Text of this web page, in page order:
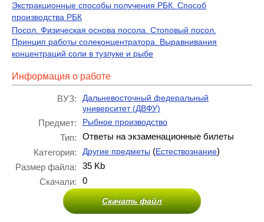
Экстракционные способы получения РБК. Способ
производства РБК
Посол. Физическая основа посола. Стоповый посол.
Принцип работы солеконцентратора. Выравнивания
концентраций соли в тузлуке и рыбе
Информация о работе
ВУЗ:
Дальневосточный федеральный
университет (ДВФУ)
Предмет: Рыбное производство
Тип:
Ответы на экзаменационные билеты
Категория:
Другие предметы (Естествознание)
Размер файла:
35 Kb
Скачали:
0
Скачать файл